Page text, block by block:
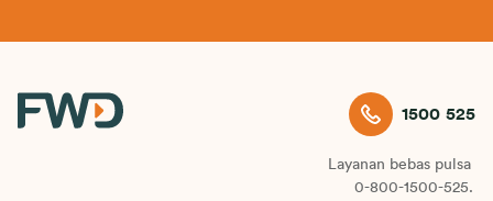
1500 525
Layanan bebas pulsa
0-800-1500-525.